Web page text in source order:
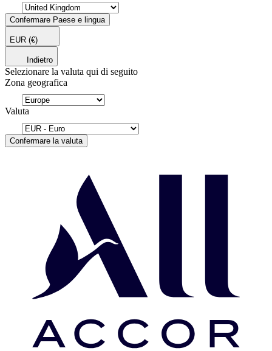
Confermare Paese e lingua
EUR (€)
Indietro
Selezionare la valuta qui di seguito
Zona geografica
Valuta
Confermare la valuta